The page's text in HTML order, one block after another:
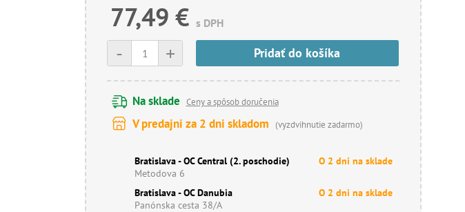
77,49 € s DPH
+
- Pridať do košíka
Na sklade Ceny a spôsob doručenia
V predajni za 2 dni skladom (vyzdvihnutie zadarmo)
Bratislava - OC Central (2. poschodie)
Metodova 6
O 2 dni na sklade
Bratislava - OC Danubia
Panónska cesta 38/A
O 2 dni na sklade